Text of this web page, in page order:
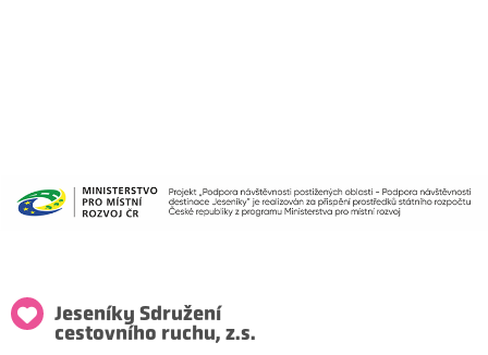
Jeseníky Sdružení
cestovního ruchu, z.s.